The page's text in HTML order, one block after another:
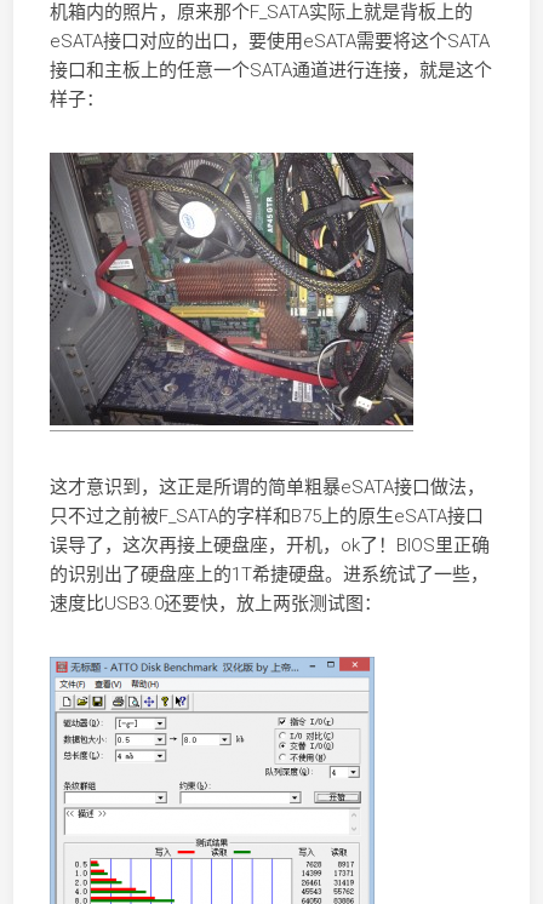
机箱内的照片，原来那个F_SATA实际上就是背板上的
eSATA接口对应的出口，要使用eSATA需要将这个SATA
接口和主板上的任意一个SATA通道进行连接，就是这个
样子：
这才意识到，这正是所谓的简单粗暴eSATA接口做法，
只不过之前被F_SATA的字样和B75上的原生eSATA接口
误导了，这次再接上硬盘座，开机，ok了！BIOS里正确
的识别出了硬盘座上的1T希捷硬盘。进系统试了一些，
速度比USB3.0还要快，放上两张测试图：